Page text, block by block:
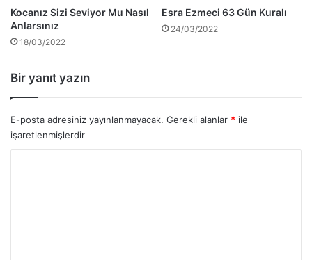
Kocanız Sizi Seviyor Mu Nasıl
Anlarsınız
18/03/2022
Esra Ezmeci 63 Gün Kuralı
24/03/2022
Bir yanıt yazın
E-posta adresiniz yayınlanmayacak. Gerekli alanlar * ile
işaretlenmişlerdir